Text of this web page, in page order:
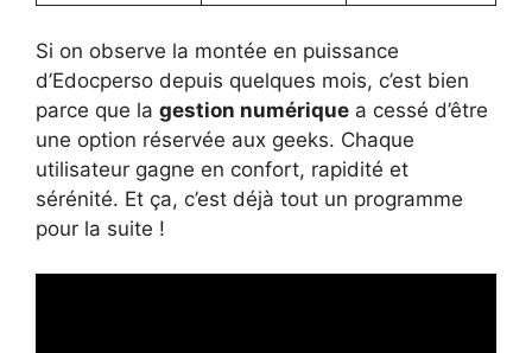
Si on observe la montée en puissance
d’Edocperso depuis quelques mois, c’est bien
parce que la gestion numérique a cessé d’être
une option réservée aux geeks. Chaque
utilisateur gagne en confort, rapidité et
sérénité. Et ça, c’est déjà tout un programme
pour la suite !